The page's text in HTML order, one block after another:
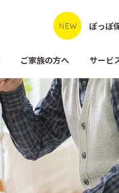
ぽっぽ
ご家族の方へ サービ